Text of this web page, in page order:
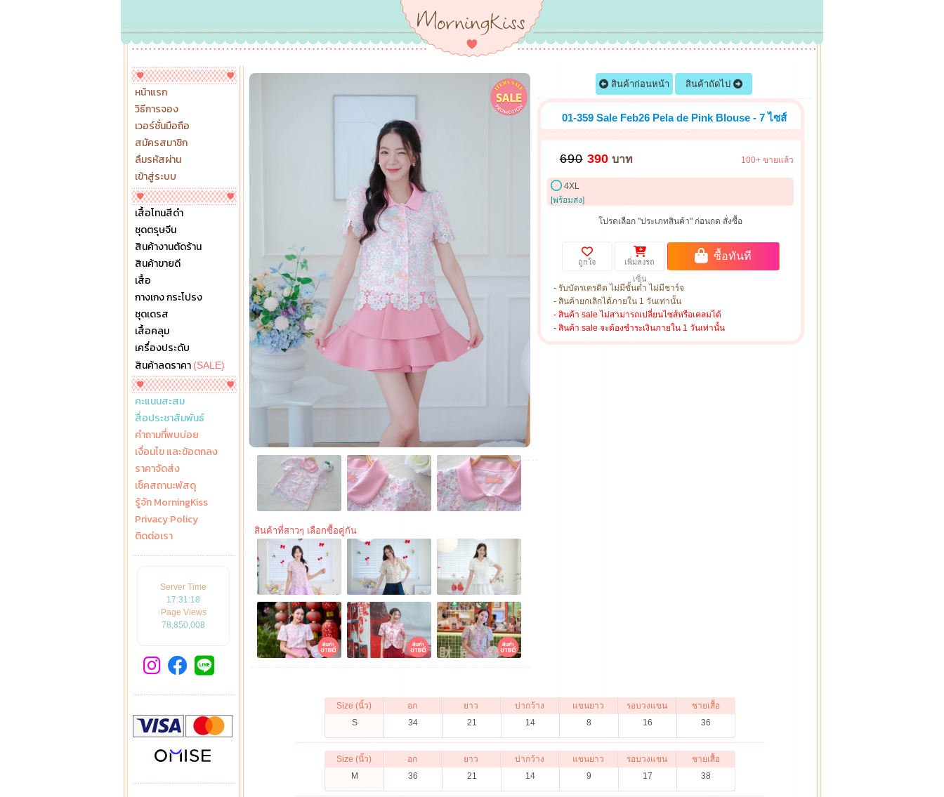
หน้าแรก
วิธีการจอง
เวอร์ชั่นมือถือ
สมัครสมาชิก
ลืมรหัสผ่าน
เข้าสู่ระบบ
เสื้อโทนสีดำ
ชุดตรุษจีน
สินค้างานตัดร้าน
สินค้าขายดี
เสื้อ
กางเกง กระโปรง
ชุดเดรส
เสื้อคลุม
เครื่องประดับ
สินค้าลดราคา (SALE)
คะแนนสะสม
สื่อประชาสัมพันธ์
คำถามที่พบบ่อย
เงื่อนไข และข้อตกลง
ราคาจัดส่ง
เช็คสถานะพัสดุ
รู้จัก MorningKiss
Privacy Policy
ติดต่อเรา
Server Time
17:31:19
Page Views
78,850,008
สินค้าที่สาวๆ เลือกซื้อคู่กัน
สินค้าก่อนหน้า สินค้าถัดไป
01-359 Sale Feb26 Pela de Pink Blouse - 7 ไซส์
690 390 บาท 100+ ขายแล้ว
4XL
[พร้อมส่ง]
โปรดเลือก "ประเภทสินค้า" ก่อนกด สั่งซื้อ
ถูกใจ
เพิ่มลงรถ
เข็น
ซื้อทันที
- รับบัตรเครดิต ไม่มีขั้นต่ำ ไม่มีชาร์จ
- สินค้ายกเลิกได้ภายใน 1 วันเท่านั้น
- สินค้า sale ไม่สามารถเปลี่ยนไซส์หรือเคลมได้
- สินค้า sale จะต้องชำระเงินภายใน 1 วันเท่านั้น
Size (นิ้ว)
S
อก
34
ยาว
21
บ่ากว้าง
14
แขนยาว
8
รอบวงแขน
16
ชายเสื้อ
36
Size (นิ้ว)
M
อก
36
ยาว
21
บ่ากว้าง
14
แขนยาว
9
รอบวงแขน
17
ชายเสื้อ
38